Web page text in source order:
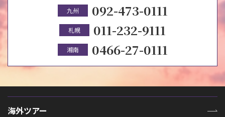
九州 092-473-0111
札幌 011-232-9111
湘南 0466-27-0111
海外ツアー